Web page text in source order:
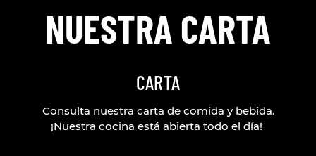
NUESTRA CARTA
CARTA
Consulta nuestra carta de comida y bebida.
¡Nuestra cocina está abierta todo el día!